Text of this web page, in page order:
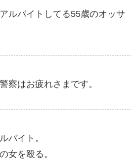
ルバイトしてる55歳のオッサ
察はお疲れさまです。
バイト。
女を殴る。